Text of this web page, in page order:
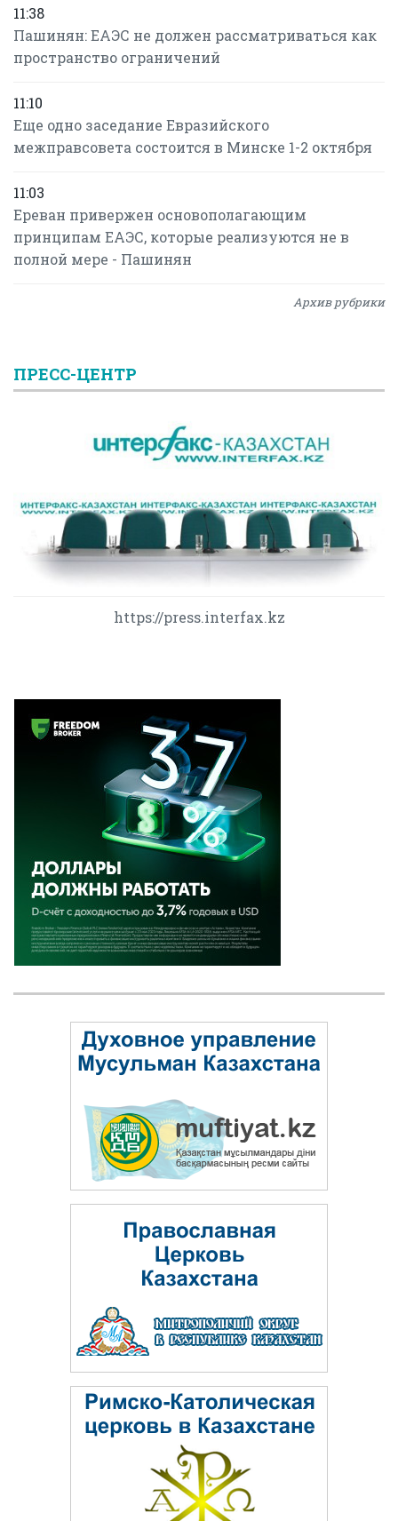
11:38
Пашинян: ЕАЭС не должен рассматриваться как
пространство ограничений
11:10
Еще одно заседание Евразийского
межправсовета состоится в Минске 1-2 октября
11:03
Ереван привержен основополагающим
принципам ЕАЭС, которые реализуются не в
полной мере - Пашинян
Архив рубрики
ПРЕСС-ЦЕНТР
https://press.interfax.kz